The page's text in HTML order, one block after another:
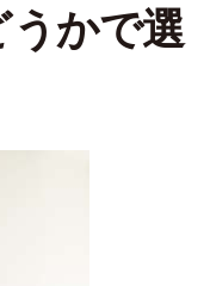
かで選